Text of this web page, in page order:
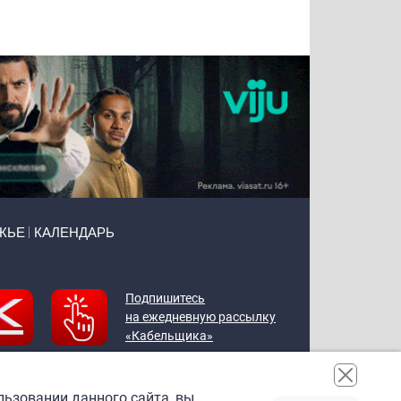
КАЛЕНДАРЬ
Подпишитесь
на ежедневную рассылку
«Кабельщика»